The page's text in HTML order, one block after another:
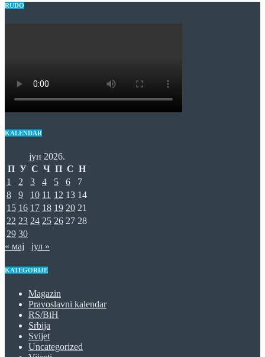
RUDO
KALENDAR
јун 2026.
П У С Ч П С Н
1
2 3 4 5 6
7
8
9 10 11 12 13 14
15 16 17 18 19 20 21
22 23 24 25 26 27 28
29 30
« мај
јул »
KATEGORIJE
Magazin
Pravoslavni kalendar
RS/BiH
Srbija
Svijet
Uncategorized